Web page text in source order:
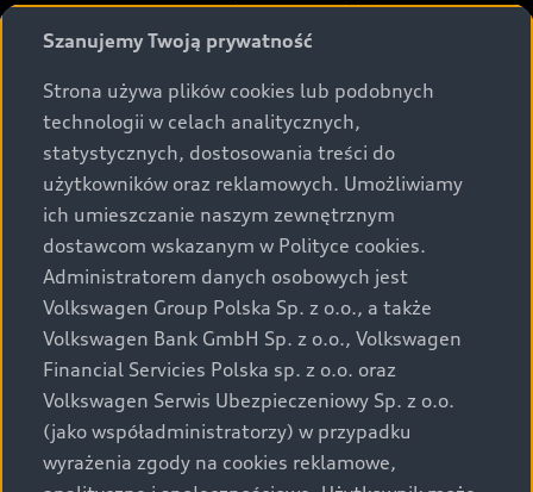
43b ust. 2 pkt 2 lit. a-c Ustawy o prawach konsumenta.
Podane kwoty są rekomendowane i obejmują podatek
VAT (23%), chyba że inaczej zaznaczono.
Audi zastrzega sobie możliwość wprowadzenia zmian w
prezentowanych wersjach. Przedstawione detale
wyposażenia mogą różnić się od specyfikacji
przewidzianej na rynek polski. Zamieszczone zdjęcia
mogą przedstawiać wyposażenie opcjonalne, dostępne
za dopłatą. Wiążące ustalenie ceny, wyposażenia i
specyfikacji pojazdu następują w umowie sprzedaży, a
określenie parametrów technicznych zawiera
świadectwo homologacji typu pojazdu. Zastrzegamy
sobie prawo do zmian i pomyłek. Wszelkie informacje
prezentowane na stronie są aktualne na dzień ich
Szanujemy Twoją prywatność
Strona używa plików cookies lub podobnych
technologii w celach analitycznych,
statystycznych, dostosowania treści do
użytkowników oraz reklamowych. Umożliwiamy
ich umieszczanie naszym zewnętrznym
dostawcom wskazanym w Polityce cookies.
Administratorem danych osobowych jest
Volkswagen Group Polska Sp. z o.o., a także
Volkswagen Bank GmbH Sp. z o.o., Volkswagen
Financial Servicies Polska sp. z o.o. oraz
Volkswagen Serwis Ubezpieczeniowy Sp. z o.o.
(jako współadministratorzy) w przypadku
wyrażenia zgody na cookies reklamowe,